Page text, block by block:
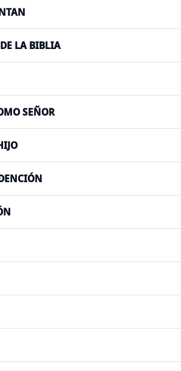
LA BIBLIA
SEÑOR